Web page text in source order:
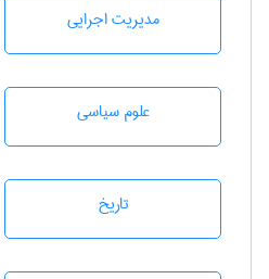
مديريت اجرايی
علوم سياسی
تاريخ